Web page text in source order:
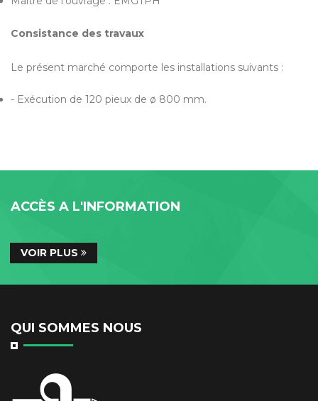
Consistance des travaux
Le présent marché comporte les installations suivants :
- Exécution de 120 pieux de ø 800 mm.
ACCÈS A L'INFORMATION
VOIR PLUS
QUI SOMMES NOUS